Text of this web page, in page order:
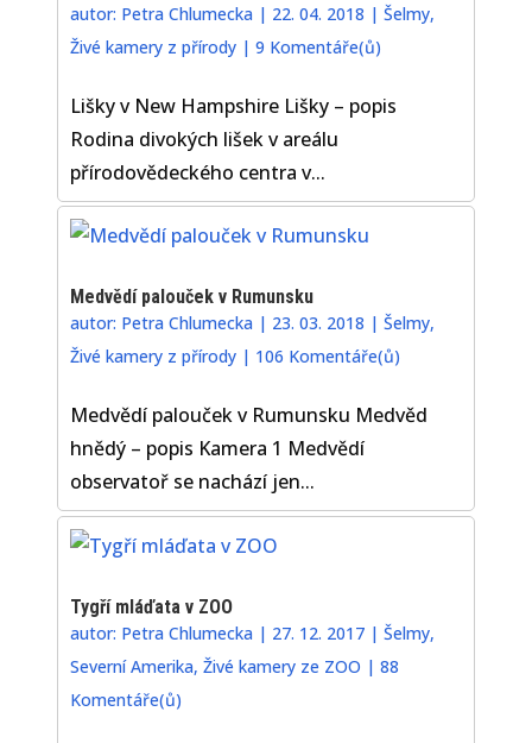
autor: Petra Chlumecka | 22. 04. 2018 |Šelmy,
Živé kamery z přírody |9 Komentáře(ů)
Lišky v New Hampshire Lišky – popis
Rodina divokých lišek v areálu
přírodovědeckého centra v...
Medvědí palouček v Rumunsku
autor: Petra Chlumecka | 23. 03. 2018 |Šelmy,
Živé kamery z přírody | 106 Komentáře(ů)
Medvědí palouček v Rumunsku Medvěd
hnědý – popis Kamera 1 Medvědí
observatoř se nachází jen...
Tygří mláďata v ZOO
autor: Petra Chlumecka | 27. 12. 2017 |Šelmy,
Severní Amerika,Živé kamery ze ZOO |88
Komentáře(ů)